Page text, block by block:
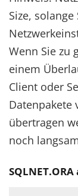
Size,
Wenn Sie zu
einem
Client oder
Datenpakete
übertragen
noch